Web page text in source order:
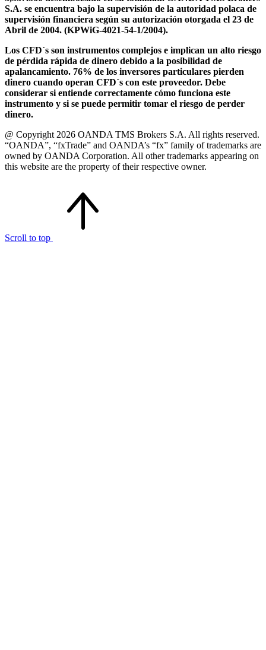
S.A. se encuentra bajo la supervisión de la autoridad polaca de
supervisión financiera según su autorización otorgada el 23 de
Abril de 2004. (KPWiG-4021-54-1/2004).
Los CFD´s son instrumentos complejos e implican un alto riesgo
de pérdida rápida de dinero debido a la posibilidad de
apalancamiento. 76% de los inversores particulares pierden
dinero cuando operan CFD´s con este proveedor. Debe
considerar si entiende correctamente cómo funciona este
instrumento y si se puede permitir tomar el riesgo de perder
dinero.
@ Copyright 2026 OANDA TMS Brokers S.A. All rights reserved.
“OANDA”, “fxTrade” and OANDA’s “fx” family of trademarks are
owned by OANDA Corporation. All other trademarks appearing on
this website are the property of their respective owner.
Scroll to top